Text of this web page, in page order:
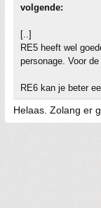
volgende:
[..]
RE5 heeft wel
personage. Voor
RE6 kan je beter
Helaas. Zolang er